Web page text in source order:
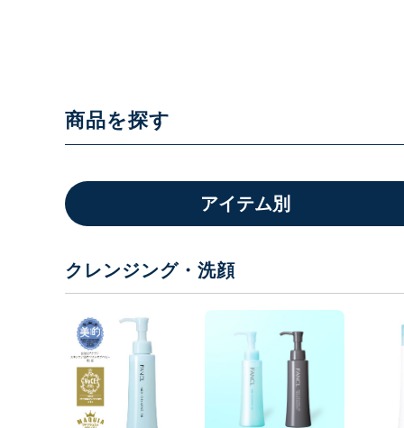
商品を探す
アイテム別
クレンジング・洗顔